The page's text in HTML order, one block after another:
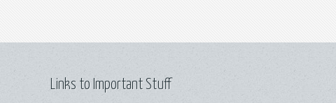
Links to Important Stuff